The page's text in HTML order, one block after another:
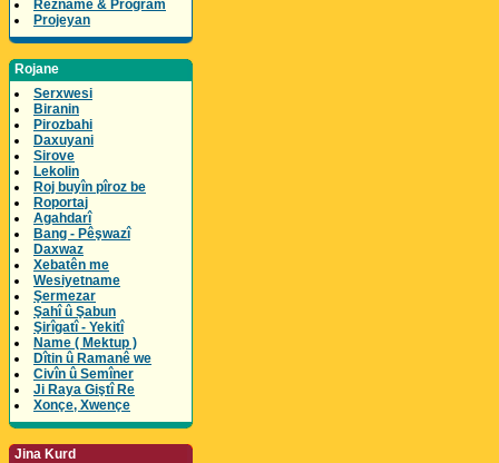
Rêzname & Program
Projeyan
Rojane
Serxwesi
Biranin
Pirozbahi
Daxuyani
Sirove
Lekolin
Roj buyîn pîroz be
Roportaj
Agahdarî
Bang - Pêşwazî
Daxwaz
Xebatên me
Wesiyetname
Şermezar
Şahî û Şabun
Şirîgatî - Yekitî
Name ( Mektup )
Dîtin û Ramanê we
Civîn û Semîner
Ji Raya Giştî Re
Xonçe, Xwençe
Jina Kurd